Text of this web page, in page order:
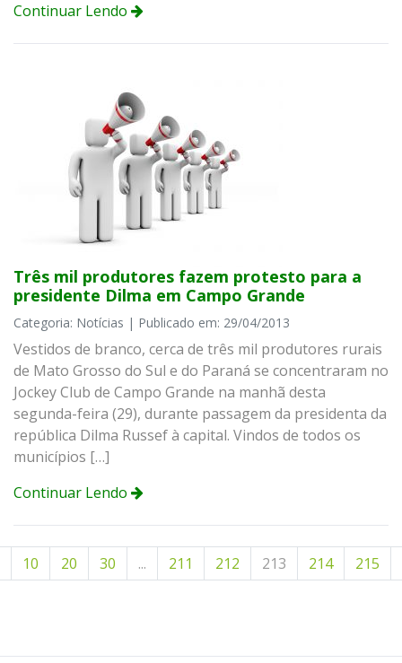
Continuar Lendo
Três mil produtores fazem protesto para a
presidente Dilma em Campo Grande
Categoria: Notícias | Publicado em: 29/04/2013
Vestidos de branco, cerca de três mil produtores rurais
de Mato Grosso do Sul e do Paraná se concentraram no
Jockey Club de Campo Grande na manhã desta
segunda-feira (29), durante passagem da presidenta da
república Dilma Russef à capital. Vindos de todos os
municípios […]
Continuar Lendo
10 20 30 ... 211 212 213 214 215